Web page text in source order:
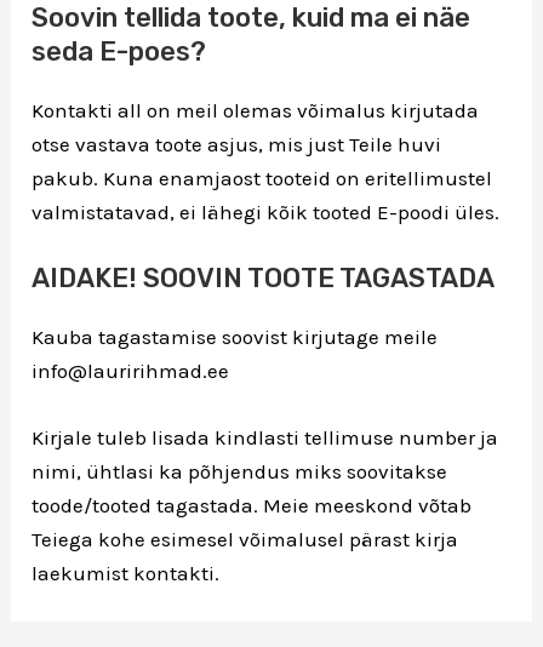
Soovin tellida toote, kuid ma ei näe
seda E-poes?
Kontakti all on meil olemas võimalus kirjutada
otse vastava toote asjus, mis just Teile huvi
pakub. Kuna enamjaost tooteid on eritellimustel
valmistatavad, ei lähegi kõik tooted E-poodi üles.
AIDAKE! SOOVIN TOOTE TAGASTADA
Kauba tagastamise soovist kirjutage meile
info@lauririhmad.ee
Kirjale tuleb lisada kindlasti tellimuse number ja
nimi, ühtlasi ka põhjendus miks soovitakse
toode/tooted tagastada. Meie meeskond võtab
Teiega kohe esimesel võimalusel pärast kirja
laekumist kontakti.